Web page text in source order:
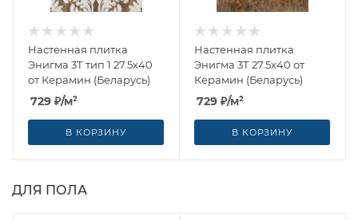
Настенная плитка
Энигма 3Т тип 1 27.5x40
от Керамин (Беларусь)
729 ₽/м²
В КОРЗИНУ
Настенная плитка
Энигма 3Т 27.5x40 от
Керамин (Беларусь)
729 ₽/м²
В КОРЗИНУ
ДЛЯ ПОЛА